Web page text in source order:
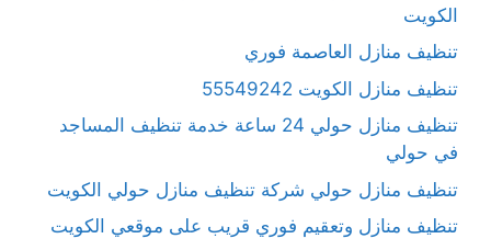
الكويت
تنظيف منازل العاصمة فوري
تنظيف منازل الكويت 55549242
تنظيف منازل حولي 24 ساعة خدمة تنظيف المساجد
في حولي
تنظيف منازل حولي شركة تنظيف منازل حولي الكويت
تنظيف منازل وتعقيم فوري قريب على موقعي الكويت